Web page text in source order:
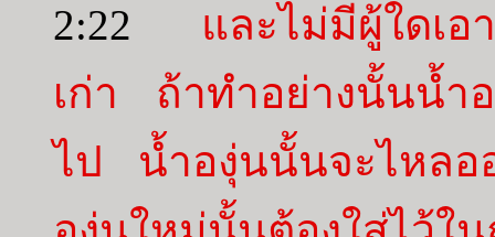
2:22 และไม่มีผู้ใดเอ
เก่า ถ้าทำอย่างนั้นน้ำ
ไป น้ำองุ่นนั้นจะไหล